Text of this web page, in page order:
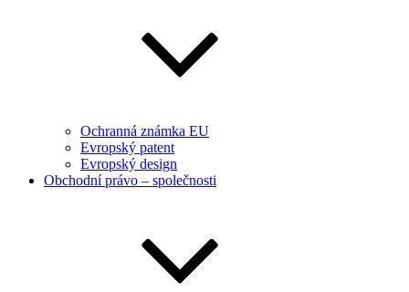
Ochranná známka EU
Evropský patent
Evropský design
Obchodní právo – společnosti